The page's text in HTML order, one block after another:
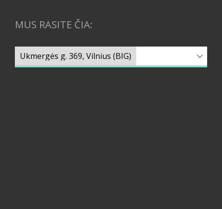
MUS RASITE ČIA: